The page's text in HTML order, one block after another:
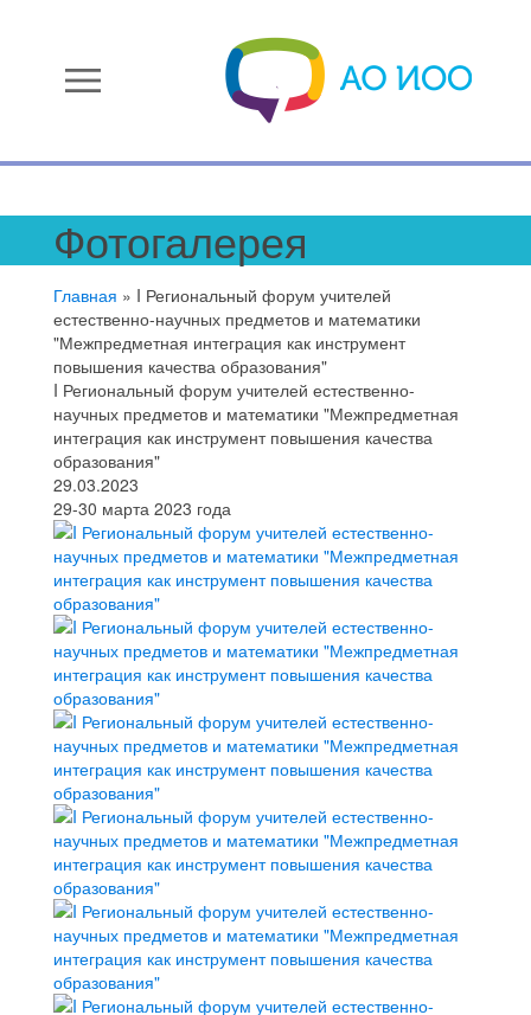
menu
Фотогалерея
Главная » I Региональный форум учителей
естественно-научных предметов и математики
"Межпредметная интеграция как инструмент
повышения качества образования"
I Региональный форум учителей естественно-
научных предметов и математики "Межпредметная
интеграция как инструмент повышения качества
образования"
29.03.2023
29-30 марта 2023 года